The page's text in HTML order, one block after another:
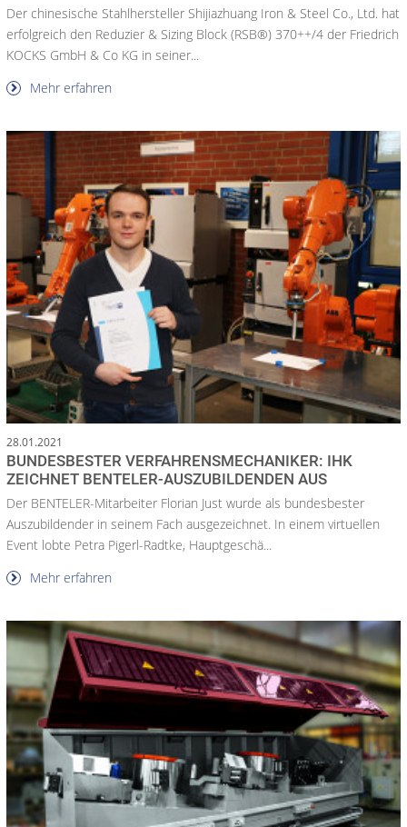
Der chinesische Stahlhersteller Shijiazhuang Iron & Steel Co., Ltd. hat
erfolgreich den Reduzier & Sizing Block (RSB®) 370++/4 der Friedrich
KOCKS GmbH & Co KG in seiner...
Mehr erfahren
28.01.2021
BUNDESBESTER VERFAHRENSMECHANIKER: IHK
ZEICHNET BENTELER-AUSZUBILDENDEN AUS
Der BENTELER-Mitarbeiter Florian Just wurde als bundesbester
Auszubildender in seinem Fach ausgezeichnet. In einem virtuellen
Event lobte Petra Pigerl-Radtke, Hauptgeschä...
Mehr erfahren